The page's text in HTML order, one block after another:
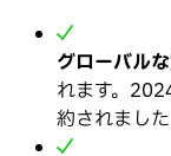
グローバル
れます。
約されました